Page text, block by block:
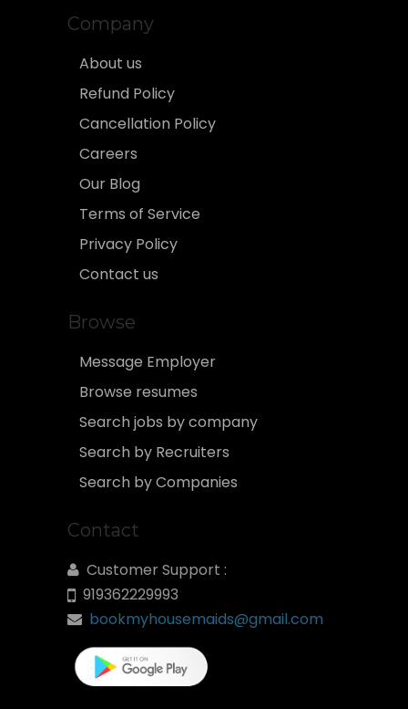
Company
About us
Refund Policy
Cancellation Policy
Careers
Our Blog
Terms of Service
Privacy Policy
Contact us
Browse
Message Employer
Browse resumes
Search jobs by company
Search by Recruiters
Search by Companies
Contact
Customer Support :
919362229993
bookmyhousemaids@gmail.com